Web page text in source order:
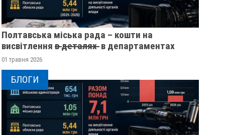
Полтавська міська рада – кошти на
висвітлення в̶ ̶д̶е̶т̶а̶л̶я̶х̶ ̶ в департаментах
01 травня 2026
БЛОГИ